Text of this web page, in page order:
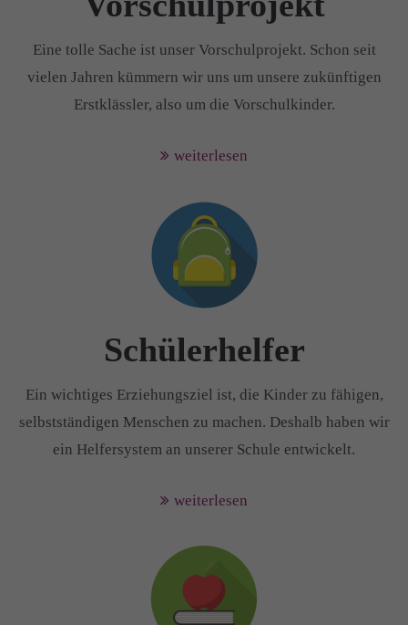
Eine tolle Sache ist unser Vorschulprojekt. Schon seit
vielen Jahren kümmern wir uns um unsere zukünftigen
Erstklässler, also um die Vorschulkinder.
weiterlesen
Schülerhelfer
Ein wichtiges Erziehungsziel ist, die Kinder zu fähigen,
selbstständigen Menschen zu machen. Deshalb haben wir
ein Helfersystem an unserer Schule entwickelt.
weiterlesen